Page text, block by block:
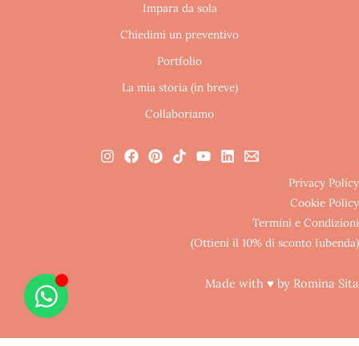
Impara da sola
Chiedimi un preventivo
Portfolio
La mia storia (in breve)
Collaboriamo
Privacy Policy
Cookie Policy
Termini e Condizioni
(Ottieni il 10% di sconto Iubenda)
Made with ♥ by Romina Sita